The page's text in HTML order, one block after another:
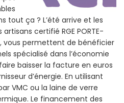
tout ça ? L’été arrive et les
certifié RGE PORTE-
vous permettent de bénéficier
spécialisé dans l’économie
baisser la facture en euros
d’énergie. En utilisant
VMC ou la laine de verre
Le financement des